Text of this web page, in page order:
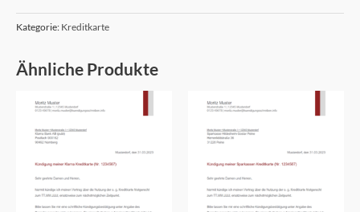
Kategorie: Kreditkarte
Ähnliche Produkte